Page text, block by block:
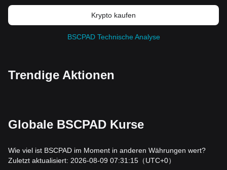
Krypto kaufen
BSCPAD Technische Analyse
Trendige Aktionen
Globale BSCPAD Kurse
Wie viel ist BSCPAD im Moment in anderen Währungen wert?
Zuletzt aktualisiert: 2026-08-09 07:31:15 （UTC+0）